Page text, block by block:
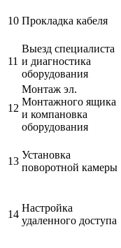
10 Прокладка кабеля
11
Выезд специалиста
и диагностика
оборудования
12
Монтаж эл.
Монтажного ящика
и компановка
оборудования
13
Установка
поворотной камеры
14
Настройка
удаленного доступа